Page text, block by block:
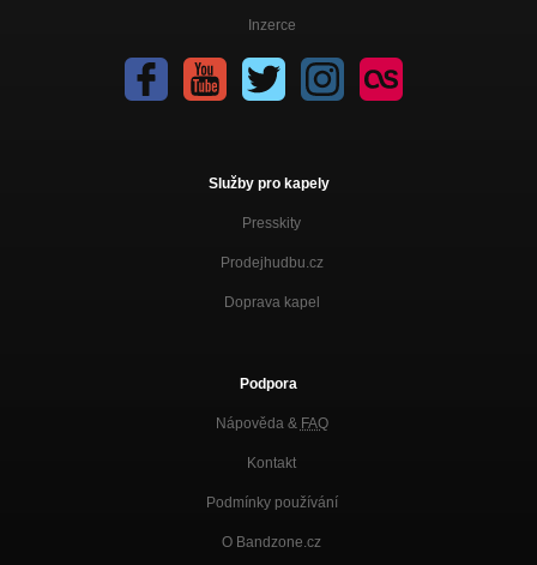
Inzerce
Služby pro kapely
Presskity
Prodejhudbu.cz
Doprava kapel
Podpora
Nápověda & FAQ
Kontakt
Podmínky používání
O Bandzone.cz